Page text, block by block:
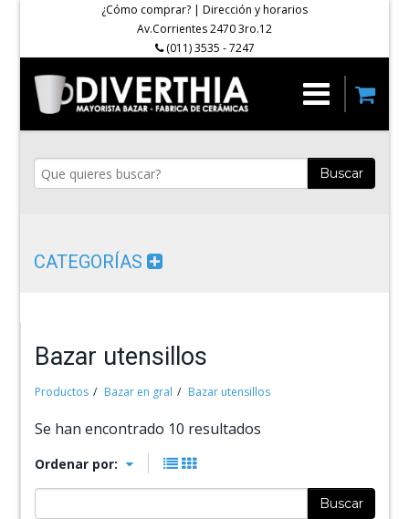
¿Cómo comprar? | Dirección y horarios
Av.Corrientes 2470 3ro.12
(011) 3535 - 7247
Buscar
CATEGORÍAS
Bazar utensillos
Productos Bazar en gral Bazar utensillos
Se han encontrado 10 resultados
Ordenar por:
Buscar